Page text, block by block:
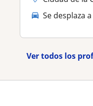
Se desplaza
Ver todos los